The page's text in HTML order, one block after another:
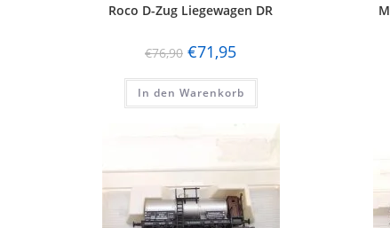
Roco D-Zug Liegewagen DR
€76,90 €71,95
In den Warenkorb